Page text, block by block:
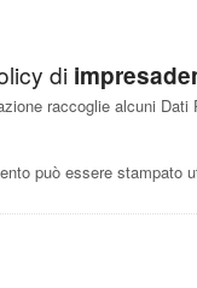
di
raccoglie alcuni Dati
può essere stampato